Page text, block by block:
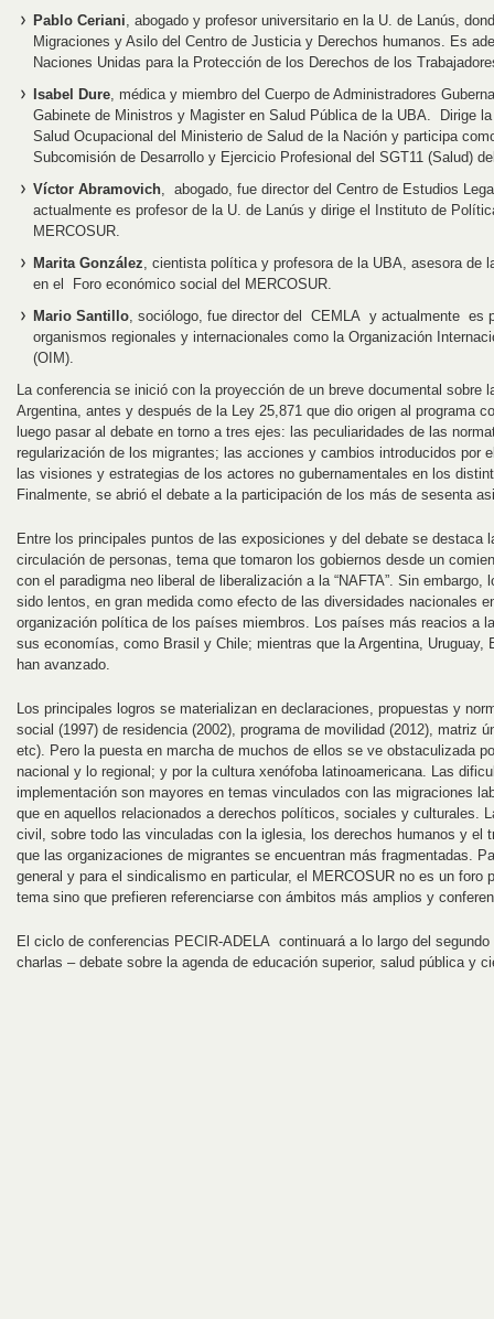
Pablo Ceriani, abogado y profesor universitario en la U. de Lanús,
Migraciones y Asilo del Centro de Justicia y Derechos humanos. Es
Naciones Unidas para la Protección de los Derechos de los
Isabel Dure, médica y miembro del Cuerpo de Administradores
Gabinete de Ministros y Magister en Salud Pública de la UBA. Dirige
Salud Ocupacional del Ministerio de Salud de la Nación y participa
Subcomisión de Desarrollo y Ejercicio Profesional del SGT11 (Salud)
Víctor Abramovich, abogado, fue director del Centro de Estudios
actualmente es profesor de la U. de Lanús y dirige el Instituto de
MERCOSUR.
Marita González, cientista política y profesora de la UBA, asesora de
en el Foro económico social del MERCOSUR.
Mario Santillo, sociólogo, fue director del CEMLA y actualmente es
organismos regionales y internacionales como la Organización
(OIM).
La conferencia se inició con la proyección de un breve documental sobre
Argentina, antes y después de la Ley 25,871 que dio origen al programa
luego pasar al debate en torno a tres ejes: las peculiaridades de las
regularización de los migrantes; las acciones y cambios introducidos por
las visiones y estrategias de los actores no gubernamentales en los
Finalmente, se abrió el debate a la participación de los más de sesenta
Entre los principales puntos de las exposiciones y del debate se destaca
circulación de personas, tema que tomaron los gobiernos desde un
con el paradigma neo liberal de liberalización a la “NAFTA”. Sin
sido lentos, en gran medida como efecto de las diversidades nacionales
organización política de los países miembros. Los países más reacios a
sus economías, como Brasil y Chile; mientras que la Argentina, Uruguay,
han avanzado.
Los principales logros se materializan en declaraciones, propuestas y
social (1997) de residencia (2002), programa de movilidad (2012), matriz
etc). Pero la puesta en marcha de muchos de ellos se ve obstaculizada
nacional y lo regional; y por la cultura xenófoba latinoamericana. Las
implementación son mayores en temas vinculados con las migraciones
que en aquellos relacionados a derechos políticos, sociales y culturales.
civil, sobre todo las vinculadas con la iglesia, los derechos humanos y el
que las organizaciones de migrantes se encuentran más fragmentadas.
general y para el sindicalismo en particular, el MERCOSUR no es un foro
tema sino que prefieren referenciarse con ámbitos más amplios y
El ciclo de conferencias PECIR-ADELA continuará a lo largo del
charlas – debate sobre la agenda de educación superior, salud pública y